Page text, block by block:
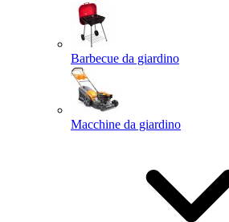
Barbecue da giardino
Macchine da giardino